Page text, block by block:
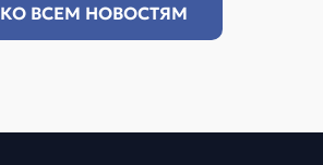
КО ВСЕМ НОВОСТЯМ